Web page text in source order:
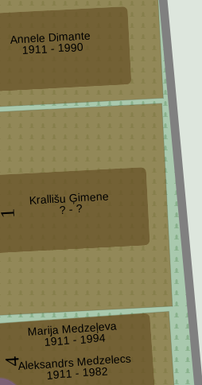
4
1
Marija Medzeļeva
1911 - 1994
Aleksandrs Medzelecs
1911 - 1982
Krallišu Ģimene
? - ?
Annele Dimante
1911 - 1990